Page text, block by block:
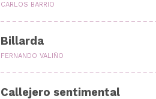
CARLOS BARRIO
Billarda
FERNANDO VALIÑO
Callejero sentimental